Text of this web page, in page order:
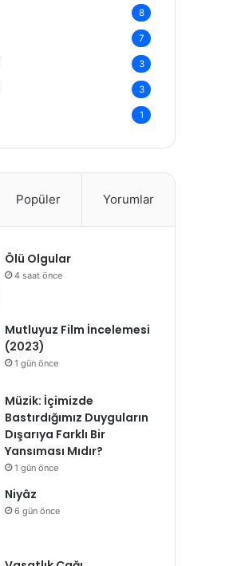
8
7
3
3
1
Popüler Yorumlar
Ölü Olgular
4 saat önce
Mutluyuz Film İncelemesi
(2023)
1 gün önce
Müzik: İçimizde
Bastırdığımız Duyguların
Dışarıya Farklı Bir
Yansıması Mıdır?
1 gün önce
Niyâz
6 gün önce